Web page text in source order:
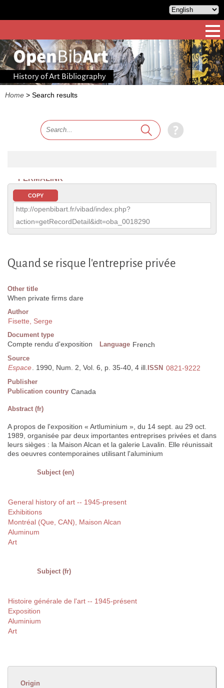
History of Art Bibliography
Home > Search results
PERMALINK
COPY
http://openbibart.fr/vibad/index.php?
action=getRecordDetail&idt=oba_0018290
Quand se risque l'entreprise privée
Other title
When private firms dare
Author
Fisette, Serge
Document type
Compte rendu d'exposition Language French
Source
Espace. 1990, Num. 2, Vol. 6, p. 35-40, 4 ill. ISSN 0821-9222
Publisher
Publication country Canada
Abstract (fr)
A propos de l'exposition « Artluminium », du 14 sept. au 29 oct.
1989, organisée par deux importantes entreprises privées et dans
leurs sièges : la Maison Alcan et la galerie Lavalin. Elle réunissait
des oeuvres contemporaines utilisant l'aluminium
Subject (en)
General history of art -- 1945-present
Exhibitions
Montréal (Que, CAN), Maison Alcan
Aluminum
Art
Subject (fr)
Histoire générale de l'art -- 1945-présent
Exposition
Aluminium
Art
Origin